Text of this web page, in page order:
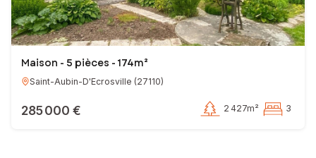
Maison - 5 pièces - 174m²
Saint-Aubin-D'Ecrosville (27110)
285 000 € 2 427m² 3